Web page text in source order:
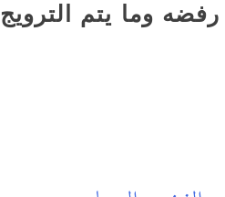
وما يتم الترويج